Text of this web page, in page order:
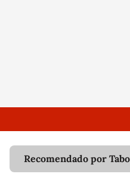
Recomendado por